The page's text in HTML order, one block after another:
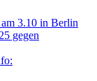
3.10 in Berlin
gegen